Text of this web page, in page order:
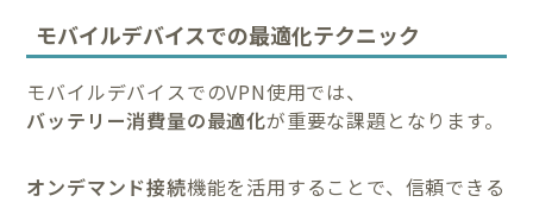
モバイルデバイスでの最適化テクニック
モバイルデバイスでのVPN使用では、
バッテリー消費量の最適化が重要な課題となります。
オンデマンド接続機能を活用することで、信頼できる